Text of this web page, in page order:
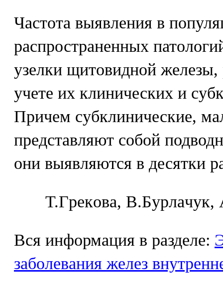
Частота выявления в
распространенных
узелки щитовидной железы,
учете их клинических и
Причем субклинические,
представляют собой
они выявляются в десятки
Т.Гpeкoвa,
Вся информация в разделе:
заболевания желез